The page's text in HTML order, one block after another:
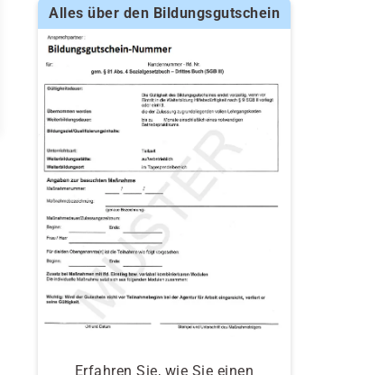
Alles über den Bildungsgutschein
Erfahren Sie, wie Sie einen